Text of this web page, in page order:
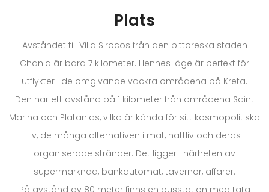
Plats
Avståndet till Villa Sirocos från den pittoreska staden
Chania är bara 7 kilometer. Hennes läge är perfekt för
utflykter i de omgivande vackra områdena på Kreta.
Den har ett avstånd på 1 kilometer från områdena Saint
Marina och Platanias, vilka är kända för sitt kosmopolitiska
liv, de många alternativen i mat, nattliv och deras
organiserade stränder. Det ligger i närheten av
supermarknad, bankautomat, tavernor, affärer.